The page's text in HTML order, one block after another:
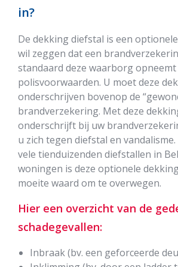
in?
De dekking diefstal is een
wil zeggen dat een
standaard deze waarborg opneemt
polisvoorwaarden. U moet deze
onderschrijven bovenop de
brandverzekering. Met deze
onderschrijft bij uw
u zich tegen diefstal en
vele tienduizenden diefstallen in
woningen is deze optionele
moeite waard om te overwegen.
Hier een overzicht van de
schadegevallen:
Inbraak (bv. een geforceerde